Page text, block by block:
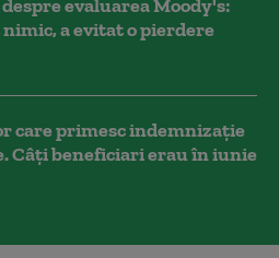
evaluarea Moody's:
a evitat o pierdere
care primesc indemnizaţie
Câți beneficiari erau în iunie